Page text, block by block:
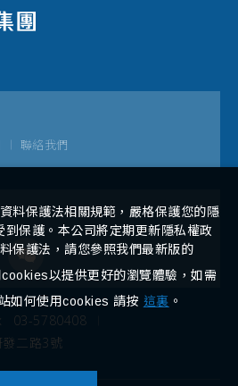
03-5780408
料保護法相關規範，嚴格保護您的隱
到保護。本公司將定期更新隱私權政
保護法，請您參照我們最新版的
cookies以提供更好的瀏覽體驗，如需
如何使用cookies 請按 這裏 。